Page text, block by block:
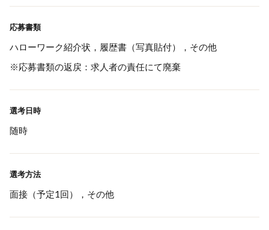
応募書類
ハローワーク紹介状，履歴書（写真貼付），その他
※応募書類の返戻：求人者の責任にて廃棄
選考日時
随時
選考方法
面接（予定1回），その他